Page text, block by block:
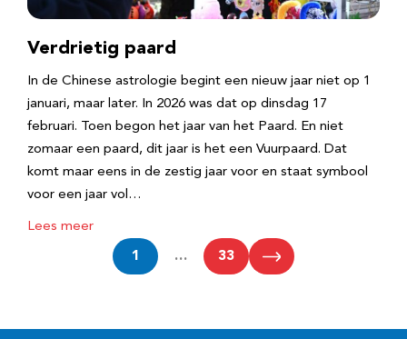
Verdrietig paard
In de Chinese astrologie begint een nieuw jaar niet op 1
januari, maar later. In 2026 was dat op dinsdag 17
februari. Toen begon het jaar van het Paard. En niet
zomaar een paard, dit jaar is het een Vuurpaard. Dat
komt maar eens in de zestig jaar voor en staat symbool
voor een jaar vol…
Lees meer
1 … 33